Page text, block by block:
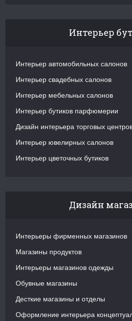
Интерьер
Интерьер автомобильных салонов
Интерьер свадебных салонов
Интерьер мебельных салонов
Интерьер бутиков парфюмерии
Дизайн интерьера торговых
Интерьер ювелирных салонов
Интерьер цветочных бутиков
Дизайн
Интерьеры фирменных магазинов
Магазины продуктов
Интерьеры магазинов одежды
Обувные магазины
Десткие магазины и отделы
Оформление интерьера